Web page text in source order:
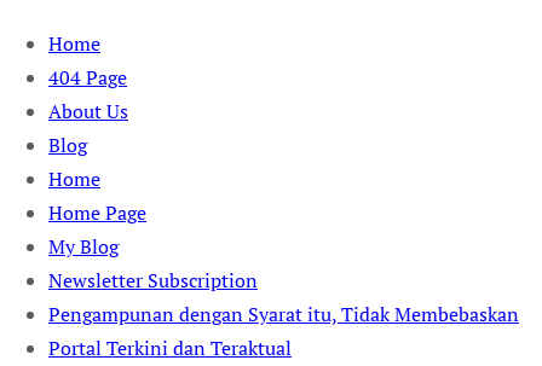
Skip
content
Home
404 Page
About Us
Blog
Home
Home Page
My Blog
Newsletter Subscription
Pengampunan dengan Syarat itu, Tidak Membebaskan
Portal Terkini dan Teraktual